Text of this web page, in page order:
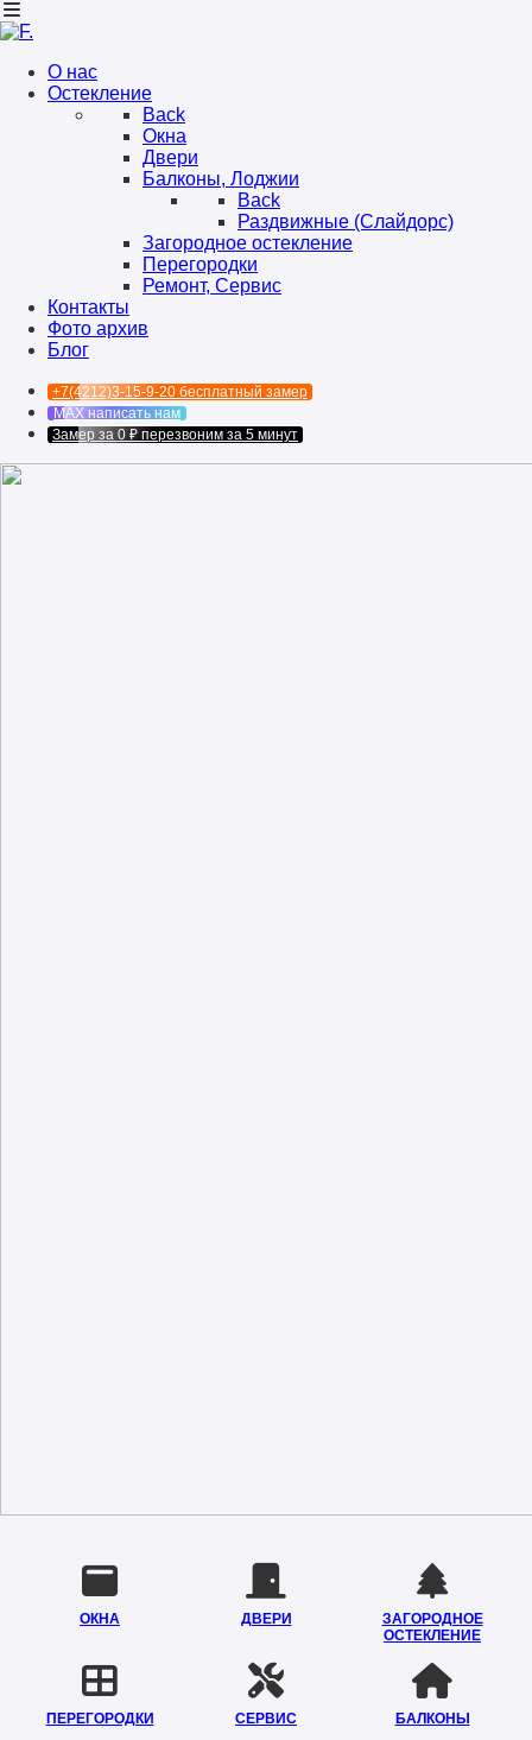
О нас
Остекление
Back
Окна
Двери
Балконы, Лоджии
Back
Раздвижные (Слайдорс)
Загородное остекление
Перегородки
Ремонт, Сервис
Контакты
Фото архив
Блог
+7(4212)3-15-9-20 бесплатный замер
MAX написать нам
Замер за 0 ₽ перезвоним за 5 минут
ОКНА ДВЕРИ
ЗАГОРОДНОЕ
ОСТЕКЛЕНИЕ
ПЕРЕГОРОДКИ СЕРВИС БАЛКОНЫ